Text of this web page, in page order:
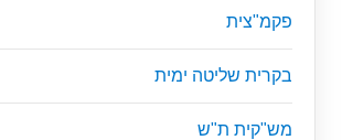
פקמ"צית
בקרית שליטה ימית
מש"קית ת"ש